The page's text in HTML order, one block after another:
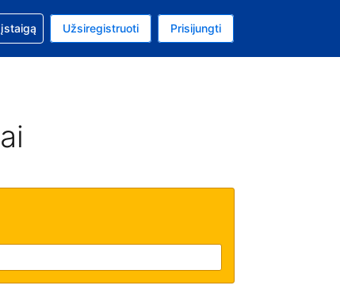
Valstijų doleris
Lietuvių
Užsiregistruoti Prisijungti